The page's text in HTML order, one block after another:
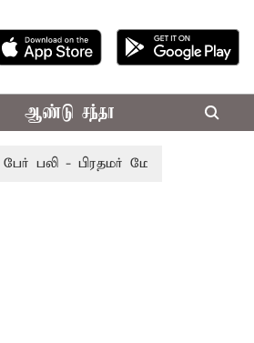
ஆண்டு சந்தா
பலி - பிரதமர் மோடி இரங்கல்